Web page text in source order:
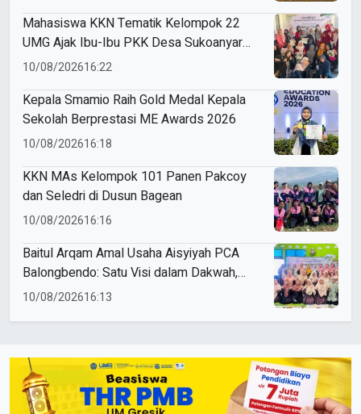
Mahasiswa KKN Tematik Kelompok 22
UMG Ajak Ibu-Ibu PKK Desa Sukoanyar
Berkreasi dengan Ecoprint
10/08/202616:22
Kepala Smamio Raih Gold Medal Kepala
Sekolah Berprestasi ME Awards 2026
10/08/202616:18
KKN MAs Kelompok 101 Panen Pakcoy
dan Seledri di Dusun Bagean
10/08/202616:16
Baitul Arqam Amal Usaha Aisyiyah PCA
Balongbendo: Satu Visi dalam Dakwah,
Satu Langkah untuk Kemajuan
10/08/202616:13